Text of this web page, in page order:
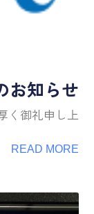
お知らせ
く御礼申し上
READ MORE